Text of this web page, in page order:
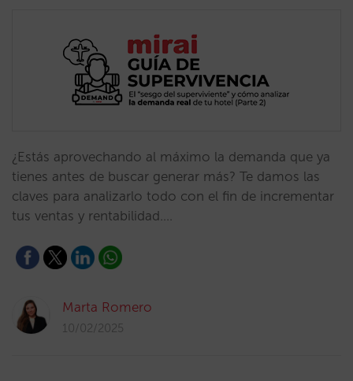
¿Estás aprovechando al máximo la demanda que ya
tienes antes de buscar generar más? Te damos las
claves para analizarlo todo con el fin de incrementar
tus ventas y rentabilidad.…
Marta Romero
10/02/2025